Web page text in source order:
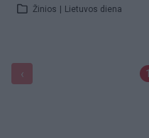
Žinios Lietuvos diena
‹ 1